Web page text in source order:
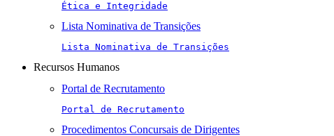
Ética e Integridade
Lista Nominativa de Transições
Lista Nominativa de Transições
Recursos Humanos
Portal de Recrutamento
Portal de Recrutamento
Procedimentos Concursais de Dirigentes